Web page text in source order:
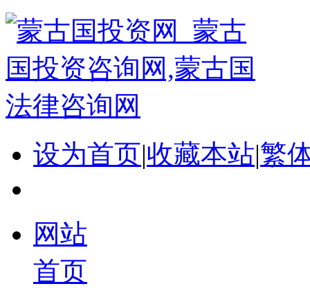
设为首页|收藏本站|繁
网站
首页